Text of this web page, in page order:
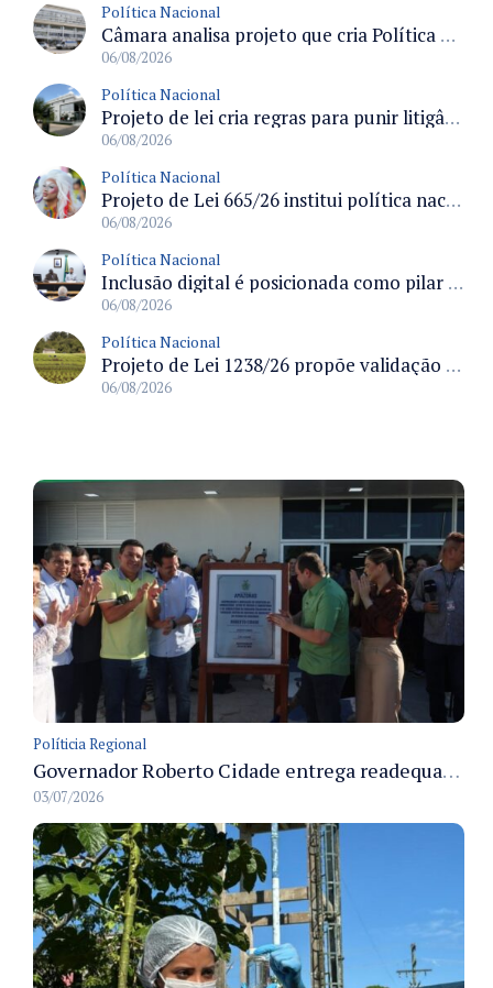
Política Nacional
Câmara analisa projeto que cria Política Nacional de Qualificação e Valorização da Preceptoria na Residência Médica
06/08/2026
Política Nacional
Projeto de lei cria regras para punir litigância abusiva reversa e integrar sistemas do Judiciário
06/08/2026
Política Nacional
Projeto de Lei 665/26 institui política nacional para prevenção ao transfeminicídio e prevê medidas de proteção e reparação
06/08/2026
Política Nacional
Inclusão digital é posicionada como pilar essencial da reurbanização de favelas e periferias
06/08/2026
Política Nacional
Projeto de Lei 1238/26 propõe validação automática do Cadastro Ambiental Rural para imóveis de até quatro módulos fiscais
06/08/2026
Políticia Regional
Governador Roberto Cidade entrega readequação do ambulatório da FCecon e amplia capacidade de atendimento oncológico em Manaus
03/07/2026